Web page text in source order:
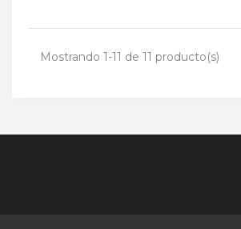
Mostrando 1-11 de 11 producto(s)